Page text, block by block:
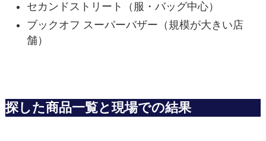
セカンドストリート（服・バッグ中心）
ブックオフ スーパーバザー（規模が大きい店
舗）
探した商品一覧と現場での結果